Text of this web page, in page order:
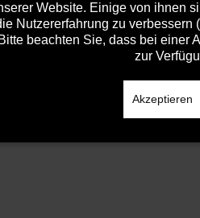
438)
Aktionen in der Kleingruppe (TE 472)
464)
452)
Website. Einige von ihnen
Nutzererfahrung zu
beachten Sie, dass bei
zur
Akzeptieren